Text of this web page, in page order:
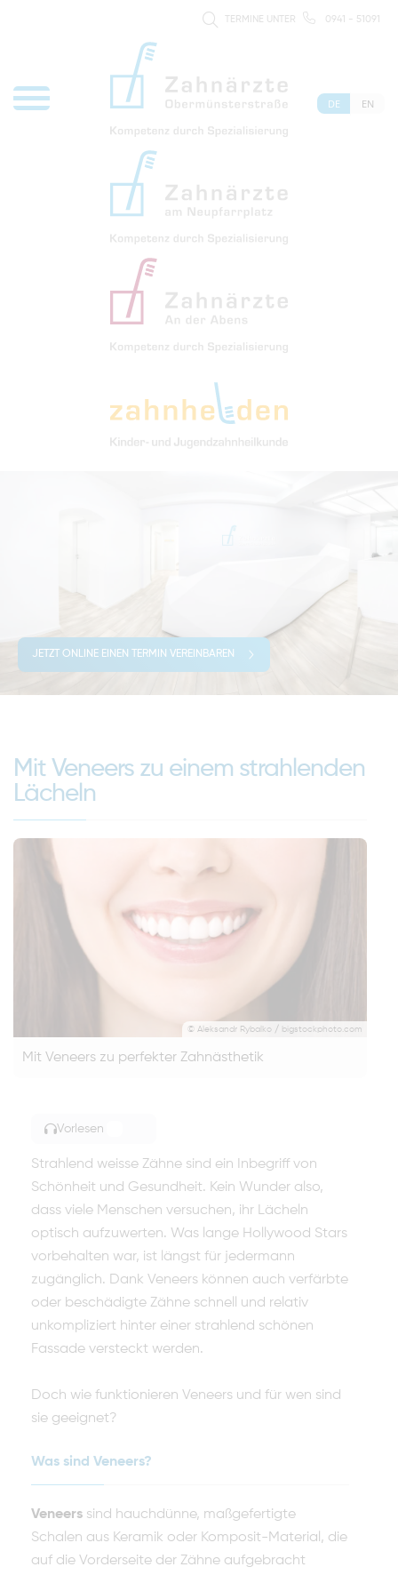
TERMINE UNTER 0941 - 51091
DE EN
JETZT ONLINE EINEN TERMIN VEREINBAREN
Mit Veneers zu einem strahlenden
Lächeln
© Aleksandr Rybalko / bigstockphoto.com
Mit Veneers zu perfekter Zahnästhetik
Vorlesen
Strahlend weisse Zähne sind ein Inbegriff von
Schönheit und Gesundheit. Kein Wunder also,
dass viele Menschen versuchen, ihr Lächeln
optisch aufzuwerten. Was lange Hollywood Stars
vorbehalten war, ist längst für jedermann
zugänglich. Dank Veneers können auch verfärbte
oder beschädigte Zähne schnell und relativ
unkompliziert hinter einer strahlend schönen
Fassade versteckt werden.
Doch wie funktionieren Veneers und für wen sind
sie geeignet?
Was sind Veneers?
Veneers sind hauchdünne, maßgefertigte
Schalen aus Keramik oder Komposit-Material, die
auf die Vorderseite der Zähne aufgebracht